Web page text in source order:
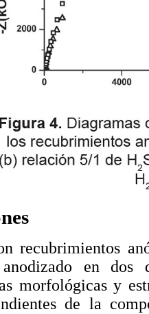
recubrimientos
en dos
morfológicas y
de la